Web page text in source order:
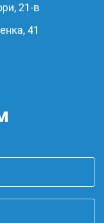
21-в
41